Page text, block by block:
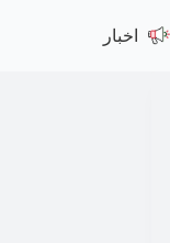
اخبار